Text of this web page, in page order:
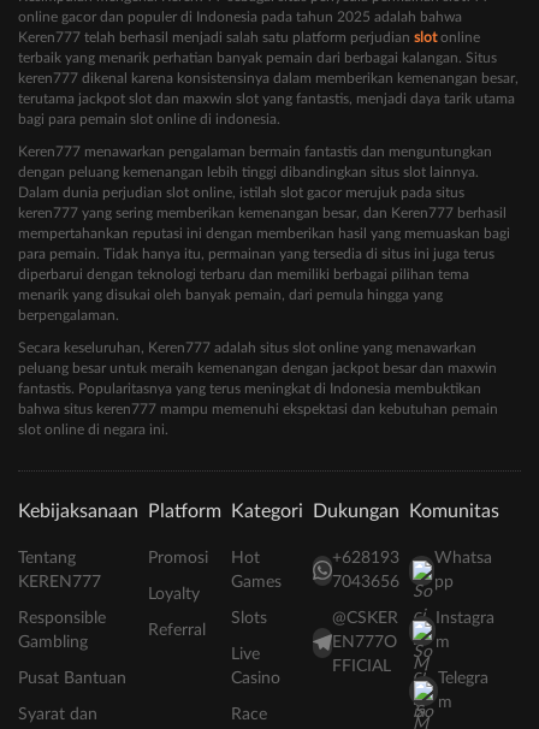
online gacor dan populer di Indonesia pada tahun 2025 adalah bahwa
Keren777 telah berhasil menjadi salah satu platform perjudian slotonline
terbaik yang menarik perhatian banyak pemain dari berbagai kalangan. Situs
keren777 dikenal karena konsistensinya dalam memberikan kemenangan besar,
terutama jackpot slot dan maxwin slot yang fantastis, menjadi daya tarik utama
bagi para pemain slot online di indonesia.
Keren777 menawarkan pengalaman bermain fantastis dan menguntungkan
dengan peluang kemenangan lebih tinggi dibandingkan situs slot lainnya.
Dalam dunia perjudian slot online, istilah slot gacor merujuk pada situs
keren777 yang sering memberikan kemenangan besar, dan Keren777 berhasil
mempertahankan reputasi ini dengan memberikan hasil yang memuaskan bagi
para pemain. Tidak hanya itu, permainan yang tersedia di situs ini juga terus
diperbarui dengan teknologi terbaru dan memiliki berbagai pilihan tema
menarik yang disukai oleh banyak pemain, dari pemula hingga yang
berpengalaman.
Secara keseluruhan, Keren777 adalah situs slot online yang menawarkan
peluang besar untuk meraih kemenangan dengan jackpot besar dan maxwin
fantastis. Popularitasnya yang terus meningkat di Indonesia membuktikan
bahwa situs keren777 mampu memenuhi ekspektasi dan kebutuhan pemain
slot online di negara ini.
Kebijaksanaan
Tentang
KEREN777
Responsible
Gambling
Pusat Bantuan
Syarat dan
Platform
Promosi
Loyalty
Referral
Kategori
Hot
Games
Slots
Live
Casino
Race
Dukungan
+628193
7043656
@CSKER
EN777O
FFICIAL
Komunitas
Whatsa
pp
Instagra
m
Telegra
m